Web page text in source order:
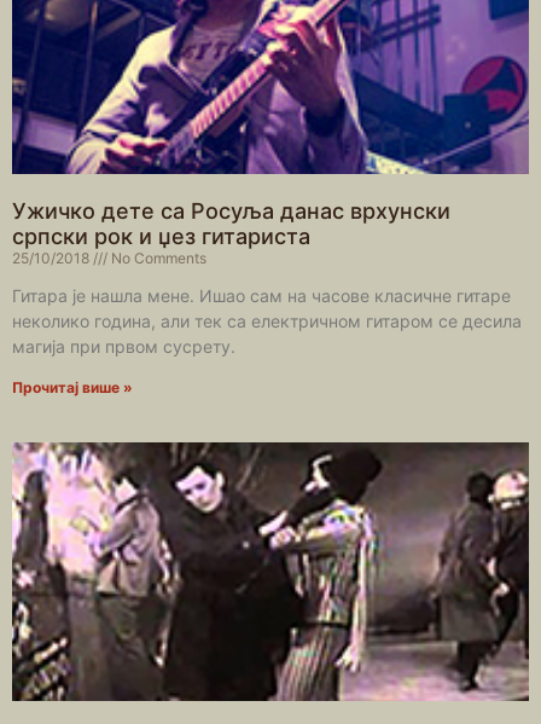
Ужичко дете са Росуља данас врхунски
српски рок и џез гитариста
25/10/2018 No Comments
Гитара је нашла мене. Ишао сам на часове класичне гитаре
неколико година, али тек са електричном гитаром се десила
магија при првом сусрету.
Прочитај више »